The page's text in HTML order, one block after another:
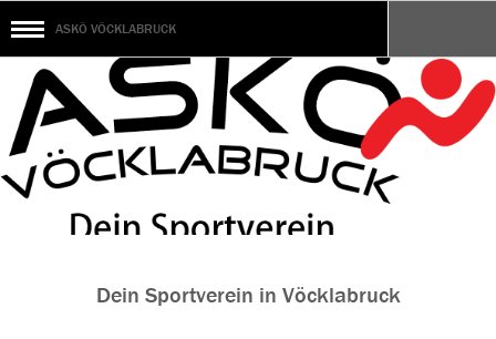
ASKÖ VÖCKLABRUCK
Dein Sportverein in Vöcklabruck